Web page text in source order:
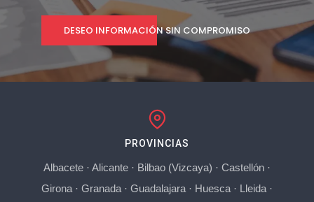
DESEO INFORMACIÓN SIN COMPROMISO
PROVINCIAS
Albacete· Alicante· Bilbao (Vizcaya) · Castellón·
Girona· Granada· Guadalajara· Huesca· Lleida·